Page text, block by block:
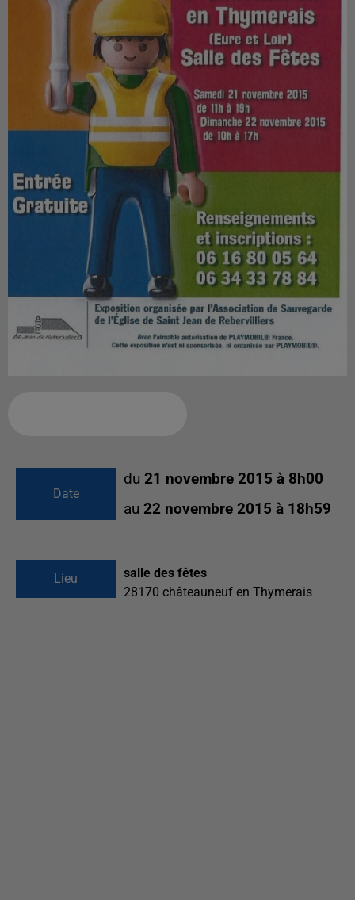
Date
du 21 novembre 2015 à 8h00
au 22 novembre 2015 à 18h59
Lieu
salle des fêtes
28170 châteauneuf en Thymerais